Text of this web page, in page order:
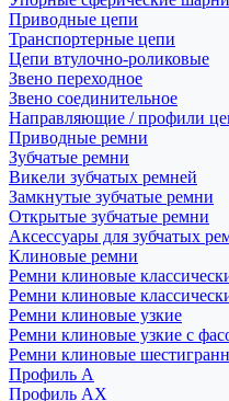
Приводные цепи
Транспортерные цепи
Цепи втулочно-роликовые
Звено переходное
Звено соединительное
Направляющие / профили
Приводные ремни
Зубчатые ремни
Викели зубчатых ремней
Замкнутые зубчатые ремни
Открытые зубчатые ремни
Аксессуары для зубчатых
Клиновые ремни
Ремни клиновые
Ремни клиновые
Ремни клиновые узкие
Ремни клиновые узкие с
Ремни клиновые
Профиль A
Профиль AX